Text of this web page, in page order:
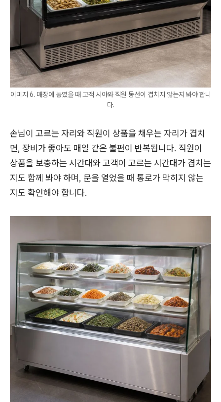
이미지 6. 매장에 놓였을 때 고객 시야와 직원 동선이 겹치지 않는지 봐야 합니
다.
손님이 고르는 자리와 직원이 상품을 채우는 자리가 겹치
면, 장비가 좋아도 매일 같은 불편이 반복됩니다. 직원이
상품을 보충하는 시간대와 고객이 고르는 시간대가 겹치는
지도 함께 봐야 하며, 문을 열었을 때 통로가 막히지 않는
지도 확인해야 합니다.